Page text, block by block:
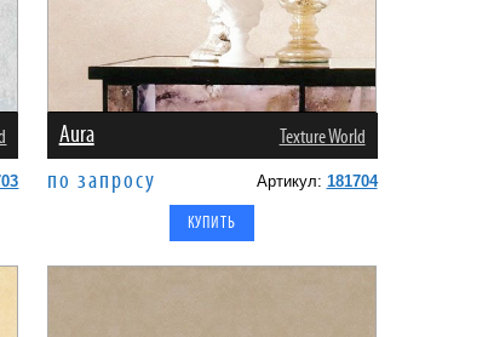
Aura Texture World
по запросу Артикул: 181704